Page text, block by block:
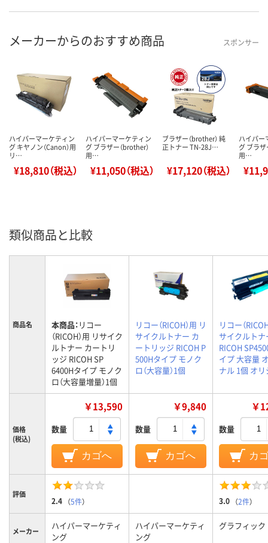
メーカーからのおすすめ商品 スポンサー
ハイパーマーケティン
グ キヤノン（Canon）用
リ…
¥18,810（税込）
ハイパーマーケティン
グ ブラザー（brother）
用…
¥11,050（税込）
ブラザー（brother） 純
正トナー TN-28J…
¥17,120（税込）
ハイパー
グ ブラザ
用…
類似商品と比較
商品名 本商品： リコー
（RICOH）用 リサイク
ルトナー カートリ
ッジ RICOH SP
6400Hタイプ モノク
ロ（大容量増量）1個
リコー（RICOH）用 リ
サイクルトナー カ
ートリッジ RICOH P
500Hタイプ モノク
ロ（大容量）1個
リコー（
サイクルトナ
RICOH
イプ 大容量
ナル 1個 オ
価格
(税込)
￥13,590
数量
カゴへ
￥9,840
数量
カゴへ
￥
数量
カ
評価
2.4 （5件） 3.0 （2件）
メーカー
ハイパーマーケティ
ング
ハイパーマーケティ
ング
グラフィック